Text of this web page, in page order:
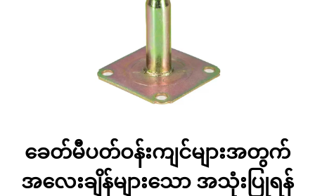
ခေတ်မီပတ်ဝန်းကျင်များအတွက်
အလေးချိန်များသော အသုံးပြုရန်